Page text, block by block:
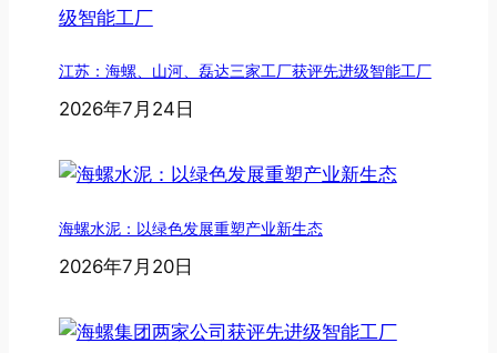
江苏：海螺、山河、磊达三家工厂获评先进级智能工厂
2026年7月24日
海螺水泥：以绿色发展重塑产业新生态
2026年7月20日